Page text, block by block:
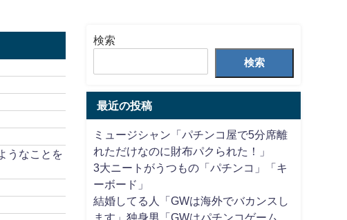
うなことを
検索
検索
最近の投稿
ミュージシャン「パチンコ屋で5分席離
れただけなのに財布パクられた！」
3大ニートがうつもの「パチンコ」「キ
ーボード」
結婚してる人「GWは海外でバカンスし
ます」独身男「GWはパチンコゲーム